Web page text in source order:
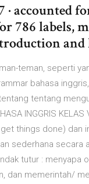
· accounted
786 labels,
and
teman, seperti
bahasa
tentang
INGGRIS
things done) dan
sederhana secara
tutur : menyapa
dan memerintah/